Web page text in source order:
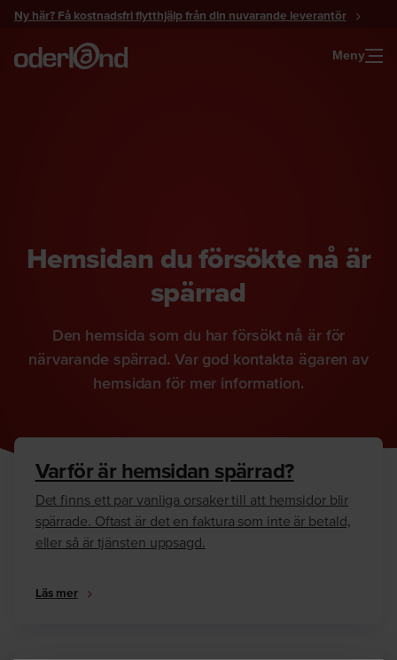
Gå
innehåll
Ny här? Få kostnadsfri flytthjälp från din nuvarande leverantör
Meny
Hemsidan du försökte nå är
spärrad
Den hemsida som du har försökt nå är för
närvarande spärrad. Var god kontakta ägaren av
hemsidan för mer information.
Varför är hemsidan spärrad?
Det finns ett par vanliga orsaker till att hemsidor blir
spärrade. Oftast är det en faktura som inte är betald,
eller så är tjänsten uppsagd.
Läs mer